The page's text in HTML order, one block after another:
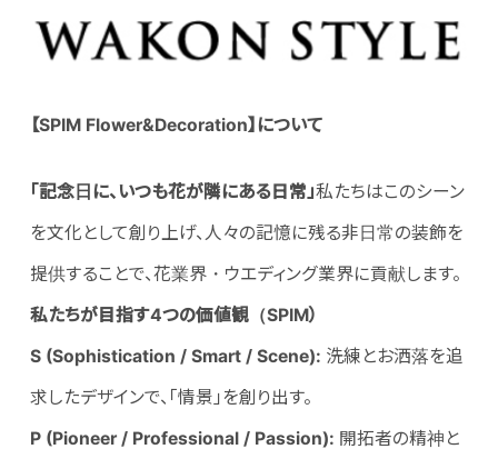
【SPIM Flower&Decoration】について
「記念日に、いつも花が隣にある日常」私たちはこのシーン
を文化として創り上げ、人々の記憶に残る非日常の装飾を
提供することで、花業界・ウエディング業界に貢献します。
私たちが目指す4つの価値観（SPIM）
S (Sophistication / Smart / Scene): 洗練とお洒落を追
求したデザインで、「情景」を創り出す。
P (Pioneer / Professional / Passion): 開拓者の精神と